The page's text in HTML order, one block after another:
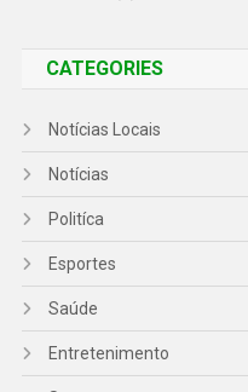
CATEGORIES
Notícias Locais
Notícias
Politíca
Esportes
Saúde
Entretenimento